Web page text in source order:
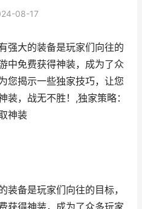
08-17
强大的装备是玩家们向往的
中免费获得神装，成为了众
您揭示一些独家技巧，让您
装，战无不胜！,独家策略：
神装
装备是玩家们向往的目标，